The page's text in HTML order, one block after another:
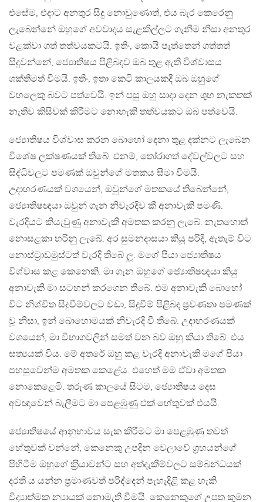
එසේම, එදාට අනතුර සිදු නොවුණොත්, එය බැර කෙරෙනු
ලැබෙන්නේ ඔහුගේ අවවාදය සැළකිල්ලට ගැනීම නිසා අනතුර
වළක්වා ගත් තත්වයකටයි. ඉතිං, කොයි පැත්තෙන් ගත්තත්
සිදුවන්නේ, ජ්‍යොතිෂය පිළිබඳව ඔබ තුළ ඇති විශ්වාසය
ශක්තිමත් වීමයි. ඉතිං, ඉතා කෙටි කාලයකදී ඔබ ඔහුගේ
වහලෙකු බවට පත්වෙයි. ඉන් පසු ඔහු සාදා දෙන ශුභ නැකතක්
නැතිව කිසිවක් කිරීමට නොහැකි තත්වයකට ඔබ පත්වෙයි.
ජ්‍යොතිෂය විශ්වාස කරන බොහෝ දෙනා තුළ දක්නට ලැබෙන
විශේෂ ලක්ෂණයක් තිබේ. එනම්, තෝරාගත් දේවල්වලට සහ
සිද්ධිවලට පමණක් ඔවුන්ගේ මතකය සීමා වීමයි.
උදාහරණයක් වශයෙන්, ඔවුන්ගේ මතකයේ තිබෙන්නේ,
ජ්‍යොතිෂඥයා ඔවුන් ගැන නිවැරදිව කී අනාවැකි පමණි.
වැරදියට කියැවුණු අනාවැකි අමතක කරනු ලැබේ. නැතහොත්
නොසළකා හරිනු ලැබේ. අර සුමනදාසයා කියූ පරිදි, ඇතැම් විට
නොස්ට‍්‍රාඩමුස්ටත් වැරදි තිබේ ලූ. මගේ පියා ජ්‍යොතිෂය
විශ්වාස කළ කෙනෙකි. මා ගැන ඔහුගේ ජ්‍යොතිෂඥයා කියු
අනාවැකි මා සටහන් කරගෙන තිබේ. එම අනාවැකි බොහෝ
විට නිශ්චිත සිදුවීම්වලට වඩා, සිදුවීම් පිළිබඳ ප‍්‍රවණතා පමණක්
වූ නිසා, ඉන් බොහොමයක් නිවැරදි වී තිබේ. උදාහරණයක්
වශයෙන්, මා විභාගවලින් සමත් වන බව ඔහු කියා තිබේ. එය
සත්‍යයක් විය. මේ අතරේ ඔහු කළ වැරදි අනාවැකි මගේ පියා
පහසුවෙන්ම අමතක කෙළේය. එහෙත් මම ඒවා අමතක
නොකෙළෙමි. තරුණ කාලයේ සිටම, ජ්‍යොතිෂය දෙස
අවඥාවෙන් බැලීමට මා පෙළඹුණු එක් හේතුවක් එයයි.
ජ්‍යොතිෂයේ ආනුභාවය සැක කිරීමට මා පෙළඹුණු තවත්
හේතුවක් වන්නේ, කෙනෙකු උපදින වෙලාවේ ග‍්‍රහයන්ගේ
පිහිටීම ඔහුගේ ක‍්‍රියාවන්ට සහ අත්දැකීම්වලට සම්බන්ධයක්
දරති ය යන්න ප‍්‍රමාණවත් පරිද්දෙන් පැහැදිළි කළ හැකි
විද්‍යාත්මක න්‍යායක් නොමැති වීමයි. කෙනෙකුගේ උපත කුමන